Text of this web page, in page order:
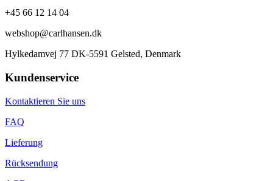
+45 66 12 14 04
webshop@carlhansen.dk
Hylkedamvej 77 DK-5591 Gelsted, Denmark
Kundenservice
Kontaktieren Sie uns
FAQ
Lieferung
Rücksendung